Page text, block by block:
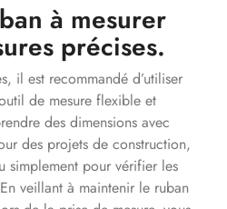
à mesurer
précises.
il est recommandé d’utiliser
de mesure flexible et
des dimensions avec
des projets de construction,
simplement pour vérifier les
veillant à maintenir le ruban